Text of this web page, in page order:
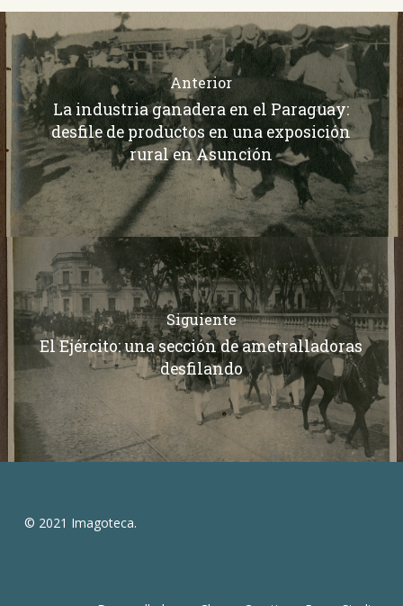
Anterior
La industria ganadera en el Paraguay:
desfile de productos en una exposición
rural en Asunción
Siguiente
El Ejército: una sección de ametralladoras
desfilando
© 2021 Imagoteca.